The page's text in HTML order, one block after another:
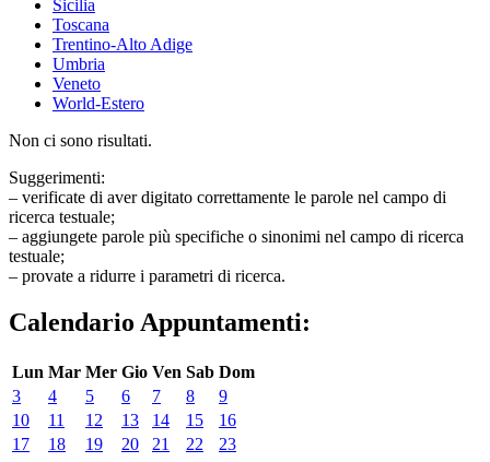
Sicilia
Toscana
Trentino-Alto Adige
Umbria
Veneto
World-Estero
Non ci sono risultati.
Suggerimenti:
– verificate di aver digitato correttamente le parole nel campo di
ricerca testuale;
– aggiungete parole più specifiche o sinonimi nel campo di ricerca
testuale;
– provate a ridurre i parametri di ricerca.
Calendario Appuntamenti:
Lun Mar Mer Gio Ven Sab Dom
3
4 5 6 7 8
9
10
11 12 13 14 15
16
17
18 19 20 21 22 23